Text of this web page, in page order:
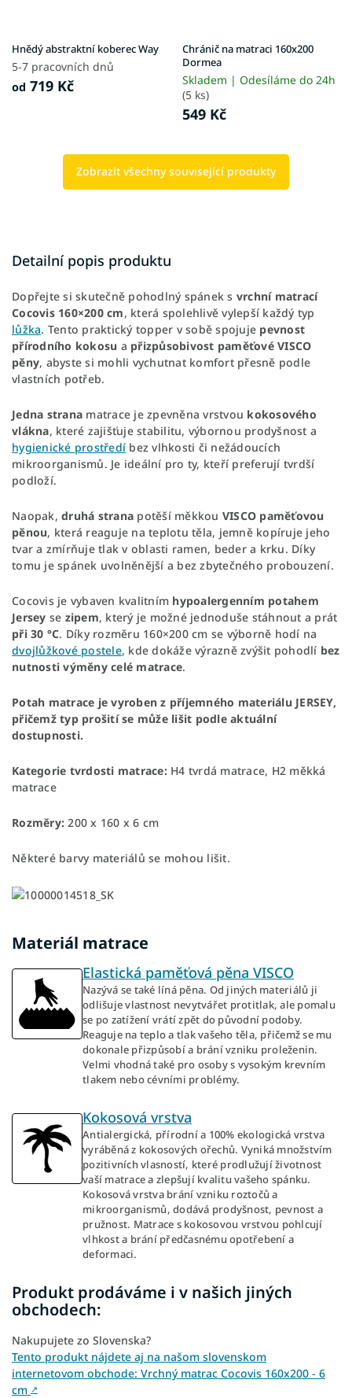
Hnědý abstraktní koberec Way
5-7 pracovních dnů
od 719 Kč
Chránič na matraci 160x200
Dormea
Skladem | Odesíláme do 24h
(5 ks)
549 Kč
Zobrazit všechny související produkty
Detailní popis produktu
Dopřejte si skutečně pohodlný spánek s vrchní matrací
Cocovis 160×200 cm, která spolehlivě vylepší každý typ
lůžka. Tento praktický topper v sobě spojuje pevnost
přírodního kokosu a přizpůsobivost paměťové VISCO
pěny, abyste si mohli vychutnat komfort přesně podle
vlastních potřeb.
Jedna strana matrace je zpevněna vrstvou kokosového
vlákna, které zajišťuje stabilitu, výbornou prodyšnost a
hygienické prostředí bez vlhkosti či nežádoucích
mikroorganismů. Je ideální pro ty, kteří preferují tvrdší
podloží.
Naopak, druhá strana potěší měkkou VISCO paměťovou
pěnou, která reaguje na teplotu těla, jemně kopíruje jeho
tvar a zmírňuje tlak v oblasti ramen, beder a krku. Díky
tomu je spánek uvolněnější a bez zbytečného probouzení.
Cocovis je vybaven kvalitním hypoalergenním potahem
Jersey se zipem, který je možné jednoduše stáhnout a prát
při 30 °C. Díky rozměru 160×200 cm se výborně hodí na
dvojlůžkové postele, kde dokáže výrazně zvýšit pohodlí bez
nutnosti výměny celé matrace.
Potah matrace je vyroben z příjemného materiálu JERSEY,
přičemž typ prošití se může lišit podle aktuální
dostupnosti.
Kategorie tvrdosti matrace:H4 tvrdá matrace, H2 měkká
matrace
Rozměry:200 x 160 x 6 cm
Některé barvy materiálů se mohou lišit.
Materiál matrace
Elastická paměťová pěna VISCO
Nazývá se také líná pěna. Od jiných materiálů ji
odlišuje vlastnost nevytvářet protitlak, ale pomalu
se po zatížení vrátí zpět do původní podoby.
Reaguje na teplo a tlak vašeho těla, přičemž se mu
dokonale přizpůsobí a brání vzniku proleženin.
Velmi vhodná také pro osoby s vysokým krevním
tlakem nebo cévními problémy.
Kokosová vrstva
Antialergická, přírodní a 100% ekologická vrstva
vyráběná z kokosových ořechů. Vyniká množstvím
pozitivních vlasností, které prodlužují životnost
vaší matrace a zlepšují kvalitu vašeho spánku.
Kokosová vrstva brání vzniku roztočů a
mikroorganismů, dodává prodyšnost, pevnost a
pružnost. Matrace s kokosovou vrstvou pohlcují
vlhkost a brání předčasnému opotřebení a
deformaci.
Produkt prodáváme i v našich jiných
obchodech:
Nakupujete zo Slovenska?
Tento produkt nájdete aj na našom slovenskom
internetovom obchode: Vrchný matrac Cocovis 160x200 - 6
cm ↗